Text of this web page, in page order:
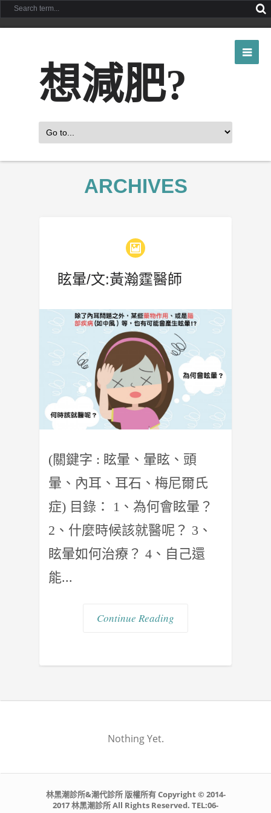
想減肥?
ARCHIVES
眩暈/文:黃瀚霆醫師
(關鍵字 : 眩暈、暈眩、頭
暈、內耳、耳石、梅尼爾氏
症) 目錄： 1、為何會眩暈？
2、什麼時候該就醫呢？ 3、
眩暈如何治療？ 4、自己還
能...
Continue Reading
Nothing Yet.
林黑潮診所&潮代診所 版權所有 Copyright © 2014-
2017 林黑潮診所 All Rights Reserved. TEL:06-